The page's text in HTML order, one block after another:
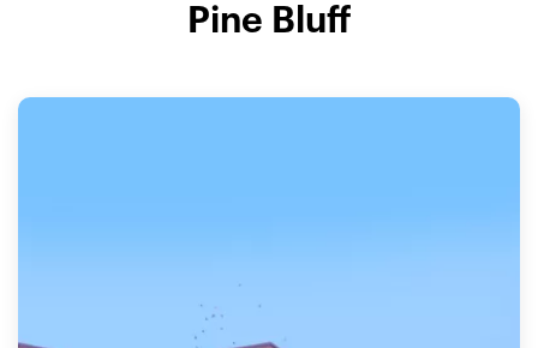
Pine Bluff